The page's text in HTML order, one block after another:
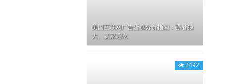
美国互联网广告蛋糕分食指南：强者独
大、赢家通吃
2492